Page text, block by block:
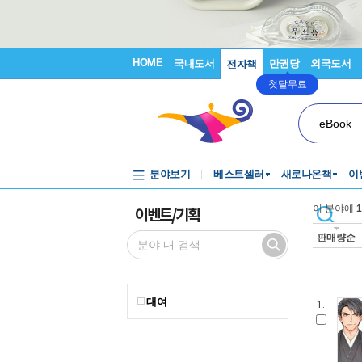
HOME 국내도서 전자책 만권당
첫달무료
외국도서
eBook
분야보기 베스트셀러 새로나온책 이
이벤트/기획
대여
이 분야에
판매량순
1.